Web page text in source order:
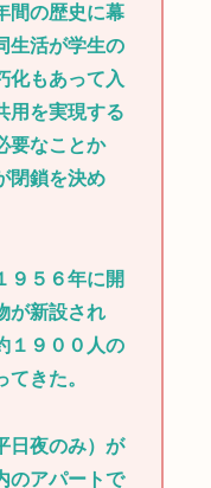
間の歴史に幕
生活が学生の
化もあって入
用を実現する
要なことか
閉鎖を決め
９５６年に開
が新設され
１９００人の
きた。
日夜のみ）が
のアパートで